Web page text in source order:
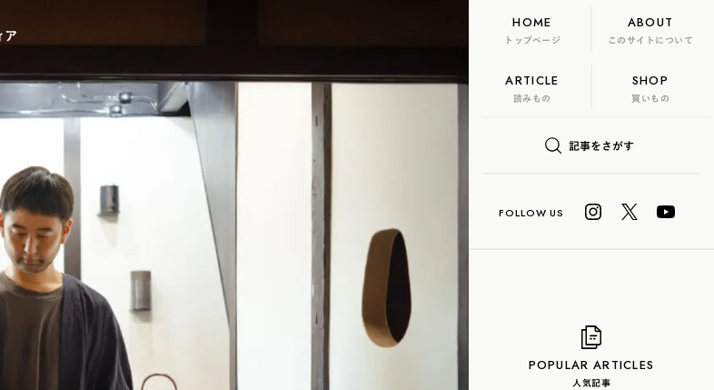
伊藤園 GASATANG×ITO EN
T-shirt Ocha SURU? ORIGINAL
CHAGOCORO TALK 日本茶、再発見
茶と器 茶のつくり手たち Ocha SURU? Lab.
PAUSE & INSPIRE ファーストプレイスで、お茶を
COLOURS BY CHAGOCORO
煎茶 萎凋茶 発酵茶 ほうじ茶
ブレンドティー 釜炒り茶 抹茶 ハーブティー
茎茶
HOME
トップページ
ABOUT
このサイトについて
ARTICLE
読みもの
SHOP
買いもの
記事をさがす
POPULAR ARTICLES
人気記事